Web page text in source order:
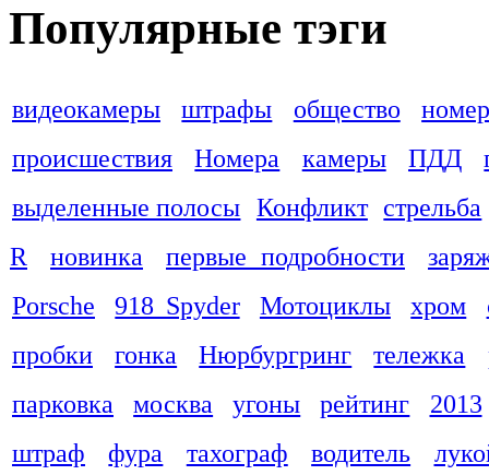
Популярные тэги
видеокамеры штрафы общество
происшествия
Номера камеры ПДД
выделенные полосы Конфликт стрельба
R
новинка первые подробности
Porsche
918 Spyder Мотоциклы хром
пробки
гонка Нюрбургринг тележка
парковка
москва угоны рейтинг
2013
штраф
фура тахограф водитель